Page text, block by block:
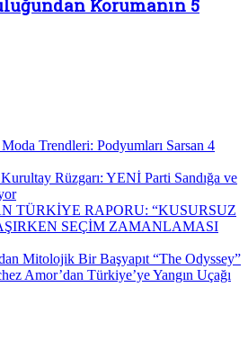
Korumanın 5
Trendleri: Podyumları Sarsan 4
Rüzgarı: YENİ Parti Sandığa ve
TÜRKİYE RAPORU: “KUSURSUZ
SEÇİM ZAMANLAMASI
Mitolojik Bir Başyapıt “The Odyssey”
Amor’dan Türkiye’ye Yangın Uçağı